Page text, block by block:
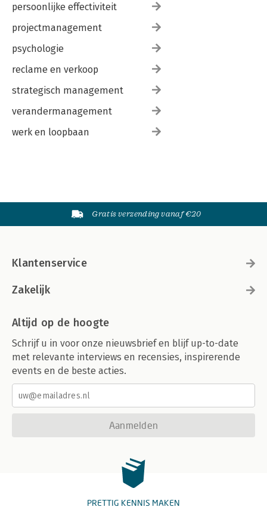
persoonlijke effectiviteit
projectmanagement
psychologie
reclame en verkoop
strategisch management
verandermanagement
werk en loopbaan
Gratis verzending vanaf €20
Klantenservice
Zakelijk
Altijd op de hoogte
Schrijf u in voor onze nieuwsbrief en blijf up-to-date
met relevante interviews en recensies, inspirerende
events en de beste acties.
Aanmelden
PRETTIG KENNIS MAKEN